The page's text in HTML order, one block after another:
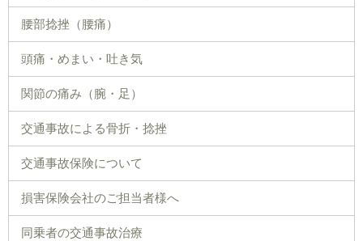
腰部捻挫（腰痛）
頭痛・めまい・吐き気
関節の痛み（腕・足）
交通事故による骨折・捻挫
交通事故保険について
損害保険会社のご担当者様へ
同乗者の交通事故治療